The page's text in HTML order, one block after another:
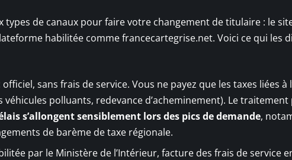
types de canaux pour faire votre changement de titulaire : le site
habilitée comme francecartegrise.net. Voici ce qui les
officiel, sans frais de service. Vous ne payez que les taxes liées
véhicules polluants, redevance d’acheminement). Le
s’allongent sensiblement lors des pics de demande,
de barème de taxe régionale.
par le Ministère de l’Intérieur, facture des frais de service